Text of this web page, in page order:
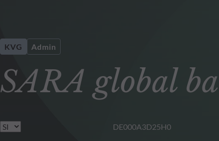
SARA global
KVG Admin
DE000A3D25H0